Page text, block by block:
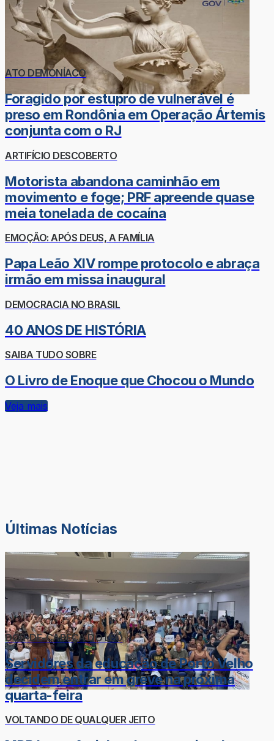
ATO DEMONÍACO
Foragido por estupro de vulnerável é
preso em Rondônia em Operação Ártemis
conjunta com o RJ
ARTIFÍCIO DESCOBERTO
Motorista abandona caminhão em
movimento e foge; PRF apreende quase
meia tonelada de cocaína
EMOÇÃO: APÓS DEUS, A FAMÍLIA
Papa Leão XIV rompe protocolo e abraça
irmão em missa inaugural
DEMOCRACIA NO BRASIL
40 ANOS DE HISTÓRIA
SAIBA TUDO SOBRE
O Livro de Enoque que Chocou o Mundo
Veja mais
Últimas Notícias
DOR-DE-CABEÇA DO LÉO
Servidores da educação de Porto Velho
decidem entrar em greve na próxima
quarta-feira
VOLTANDO DE QUALQUER JEITO